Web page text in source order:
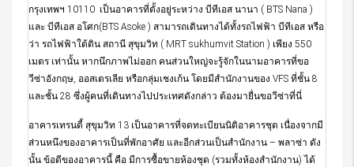
กรุงเทพฯ 10110 เป็นอาคารที่ตั้งอยู่ระหว่าง บีทีเอส นานา ( BTS Nana )
และ บีทีเอส อโศก(BTS Asoke ) สามารถเดินทางได้ทั้งรถไฟฟ้า บีทีเอส หรือ
ว่า รถไฟฟ้าใต้ดิน สถานี สุขุมวิท ( MRT sukhumvit Station ) เพียง 550
เมตร เท่านั้น หากนึกภาพไม่ออก คนส่วนใหญ่จะรู้จักในนามอาคารที่ขอ
วีซ่าอังกฤษ, ออสเตรเลีย หรือกลุ่มเชงเก้น โดยมีสำนักงานของ VFS ที่ชั้น 8
และชั้น 28 ซึ่งผู้คนที่เดินทางไปประเทศดังกล่าว ต้องมายื่นขอวีซ่าที่นี่
อาคารเทรนดี้ สุขุมวิท 13 เป็นอาคารที่จดทะเบียนนิติอาคารชุด เนื่องจากมี
ส่วนหนึงของอาคารเป็นที่พักอาศัย และอีกส่วนเป็นสำนักงาน – พลาซ่า ดัง
นั้น ข้อดีของอาคารนี้ คือ มีการซื้อขายห้องชุด (รวมทั้งห้องสำนักงาน) ได้